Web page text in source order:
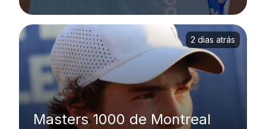
Masters 1000 de Montreal
2 dias atrás